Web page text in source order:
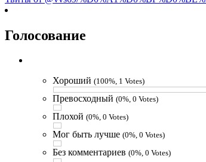
Голосование
Хороший (100%, 1 Votes)
Превосходный (0%, 0 Votes)
Плохой (0%, 0 Votes)
Мог быть лучше (0%, 0 Votes)
Без комментариев (0%, 0 Votes)